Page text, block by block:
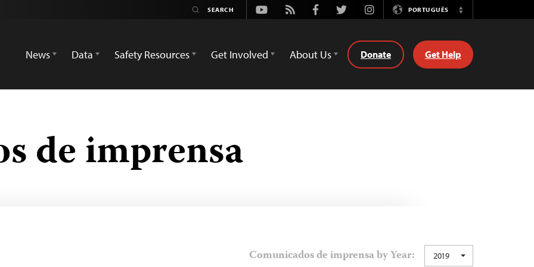
Youtube
Rss FacebookTwitterInstagramPORTUGUÊS
Switch
News
Data Safety Resources Get Involved About Us Donate Get Help
de imprensa
Comunicados de imprensa by Year: 2019